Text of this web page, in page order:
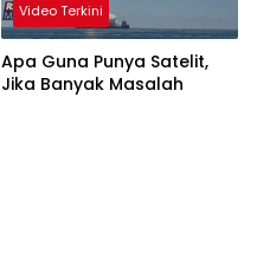
Video Terkini
Apa Guna Punya Satelit,
Jika Banyak Masalah